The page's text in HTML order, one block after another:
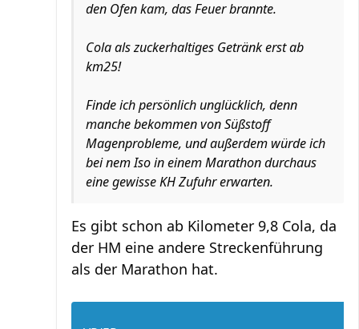
den Ofen kam, das Feuer brannte.
Cola als zuckerhaltiges Getränk erst ab
km25!
Finde ich persönlich unglücklich, denn
manche bekommen von Süßstoff
Magenprobleme, und außerdem würde ich
bei nem Iso in einem Marathon durchaus
eine gewisse KH Zufuhr erwarten.
Es gibt schon ab Kilometer 9,8 Cola, da
der HM eine andere Streckenführung
als der Marathon hat.